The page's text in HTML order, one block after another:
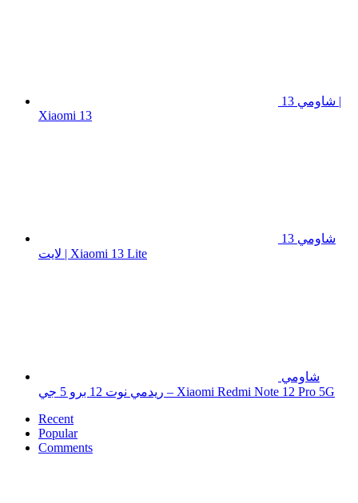
شاومي 13 |
Xiaomi 13
شاومي 13
لايت | Xiaomi 13 Lite
شاومي
ريدمي نوت 12 برو 5 جي – Xiaomi Redmi Note 12 Pro 5G
Recent
Popular
Comments